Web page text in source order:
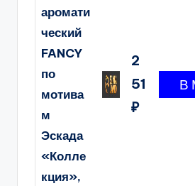
аромати
ческий
FANCY
по
мотива
м
Эскада
«Колле
кция»,
2
51
₽